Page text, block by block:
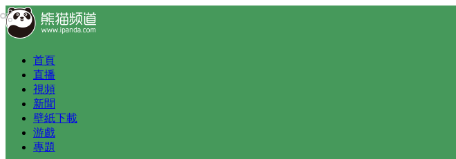
首頁
直播
視頻
新聞
壁紙下載
游戲
專題